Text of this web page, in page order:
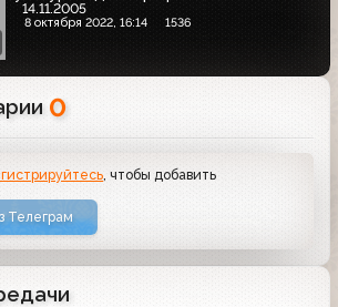
14.11.2005
8 октября 2022, 16:14 1536
0
, чтобы добавить
Телеграм